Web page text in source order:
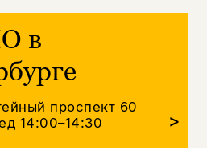
в
проспект 60
14:00–14:30 >